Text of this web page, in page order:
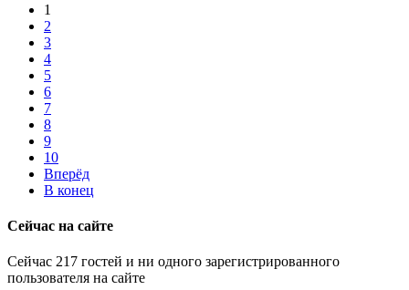
1
2
3
4
5
6
7
8
9
10
Вперёд
В конец
Сейчас на сайте
Сейчас 217 гостей и ни одного зарегистрированного
пользователя на сайте